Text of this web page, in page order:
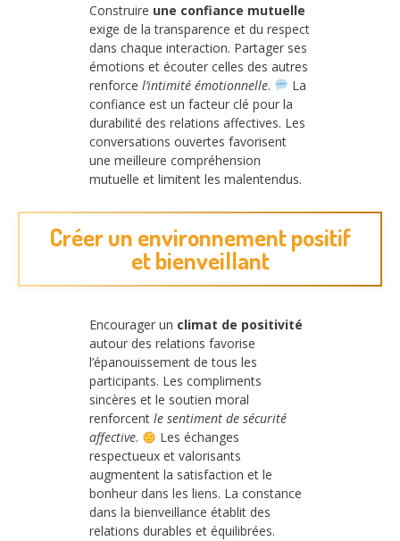
Construire une confiance mutuelle
exige de la transparence et du respect
dans chaque interaction. Partager ses
émotions et écouter celles des autres
renforce l’intimité émotionnelle.
La
confiance est un facteur clé pour la
durabilité des relations affectives. Les
conversations ouvertes favorisent
une meilleure compréhension
mutuelle et limitent les malentendus.
Créer un environnement positif
et bienveillant
Encourager un climat de positivité
autour des relations favorise
l’épanouissement de tous les
participants. Les compliments
sincères et le soutien moral
renforcent le sentiment de sécurité
affective.
Les échanges
respectueux et valorisants
augmentent la satisfaction et le
bonheur dans les liens. La constance
dans la bienveillance établit des
relations durables et équilibrées.